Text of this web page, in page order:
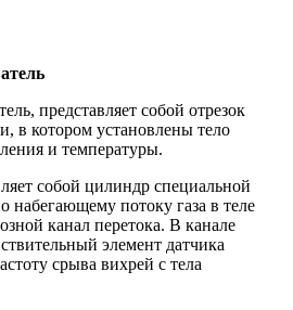
представляет собой отрезок
в котором установлены тело
и температуры.
собой цилиндр специальной
потоку газа в теле
канал перетока. В канале
элемент датчика
срыва вихрей с тела